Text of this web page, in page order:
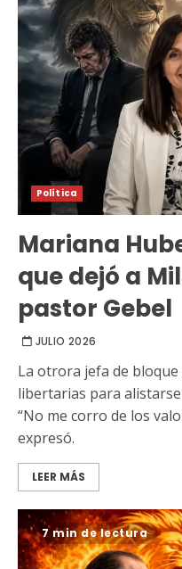
Política
Mariana
que dejó a
pastor Gebel
JULIO 2026
La otrora jefa de
libertarias para
“No me corro de los
expresó.
LEER MÁS
7 min de lectura